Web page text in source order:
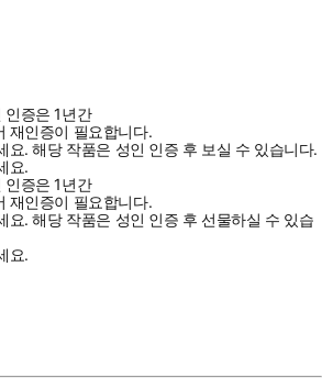
인증은 1년간
재인증이 필요합니다.
요.해당 작품은 성인 인증 후 보실 수 있습니다.
요.
인증은 1년간
재인증이 필요합니다.
요.해당 작품은 성인 인증 후 선물하실 수 있습
요.